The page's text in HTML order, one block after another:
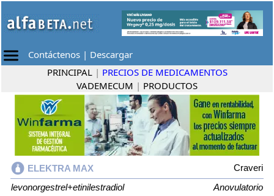
Contáctenos | Descargar
PRINCIPAL | PRECIOS DE MEDICAMENTOS
VADEMECUM | PRODUCTOS
ELEKTRA MAX
Craveri
levonorgestrel+etinilestradiol
Anovulatorio